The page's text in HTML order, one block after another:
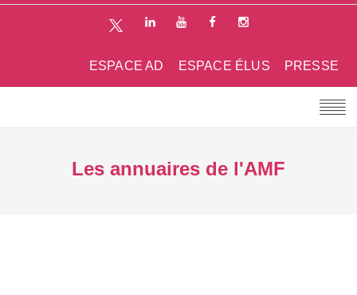
PRESSE
ESPACE ÉLUS
ESPACE AD
Les annuaires de l'AMF